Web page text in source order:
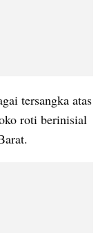
tersangka atas
roti berinisial